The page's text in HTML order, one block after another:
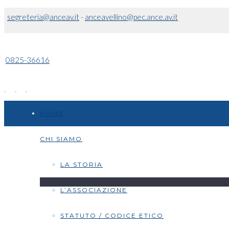
segreteria@anceav.it- anceavellino@pec.ance.av.it
0825-36616
CHI SIAMO
LA STORIA
L’ASSOCIAZIONE
STATUTO / CODICE ETICO